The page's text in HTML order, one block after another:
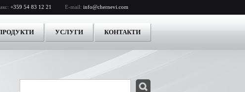
+359 54 83 12 21 E-mail: info@chernevi.com
УСЛУГИ КОНТАКТИ